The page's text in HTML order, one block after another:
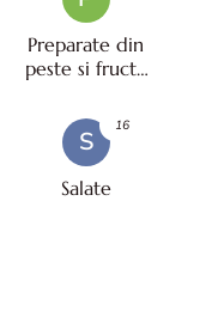
Preparate din
peste si fructe
S
Salate
16